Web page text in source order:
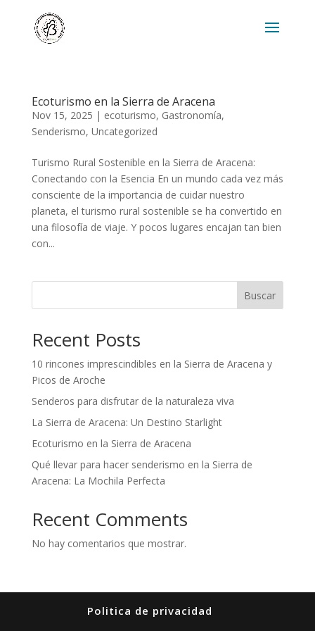
Ecoturismo en la Sierra de Aracena
Nov 15, 2025 | ecoturismo, Gastronomía,
Senderismo, Uncategorized
Turismo Rural Sostenible en la Sierra de Aracena:
Conectando con la Esencia En un mundo cada vez más
consciente de la importancia de cuidar nuestro
planeta, el turismo rural sostenible se ha convertido en
una filosofía de viaje. Y pocos lugares encajan tan bien
con...
Buscar
Recent Posts
10 rincones imprescindibles en la Sierra de Aracena y
Picos de Aroche
Senderos para disfrutar de la naturaleza viva
La Sierra de Aracena: Un Destino Starlight
Ecoturismo en la Sierra de Aracena
Qué llevar para hacer senderismo en la Sierra de
Aracena: La Mochila Perfecta
Recent Comments
No hay comentarios que mostrar.
Politica de privacidad